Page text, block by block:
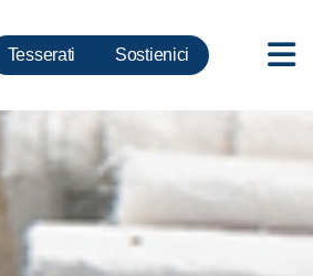
Tesserati Sostienici